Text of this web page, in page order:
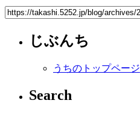
じぶんち
うちのトップページ
Search